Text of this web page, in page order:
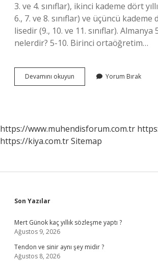
3. ve 4. sınıflar), ikinci kademe dört
6., 7. ve 8. sınıflar) ve üçüncü kademe
lisedir (9., 10. ve 11. sınıflar). Almanya
nelerdir? 5-10. Birinci ortaöğretim…
Devamını okuyun Almanyada
Lise
Yorum Bırak
https://www.muhendisforum.com.tr
https://kiya.com.trSitemap
Sidebar
Son Yazılar
Mert Günok kaç yıllık sözleşme yaptı ?
Ağustos 9, 2026
Tendon ve sinir aynı şey midir ?
Ağustos 8, 2026